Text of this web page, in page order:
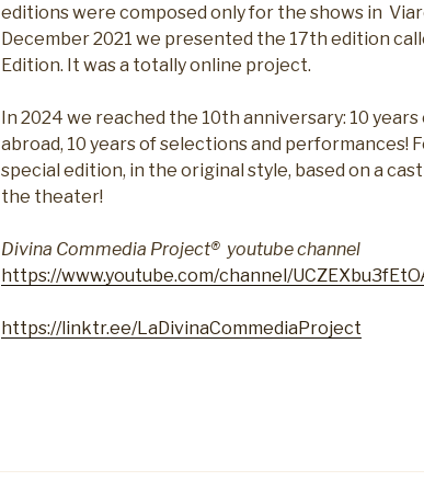
editions were composed only for the shows in
December 2021 we presented the 17th edition
Edition. It was a totally online project.
In 2024 we reached the 10th anniversary: 10
abroad, 10 years of selections and performances!
special edition, in the original style, based on a
the theater!
Divina Commedia Project® youtube channel
https://www.youtube.com/channel/
https://linktr.ee/LaDivinaCommediaProject